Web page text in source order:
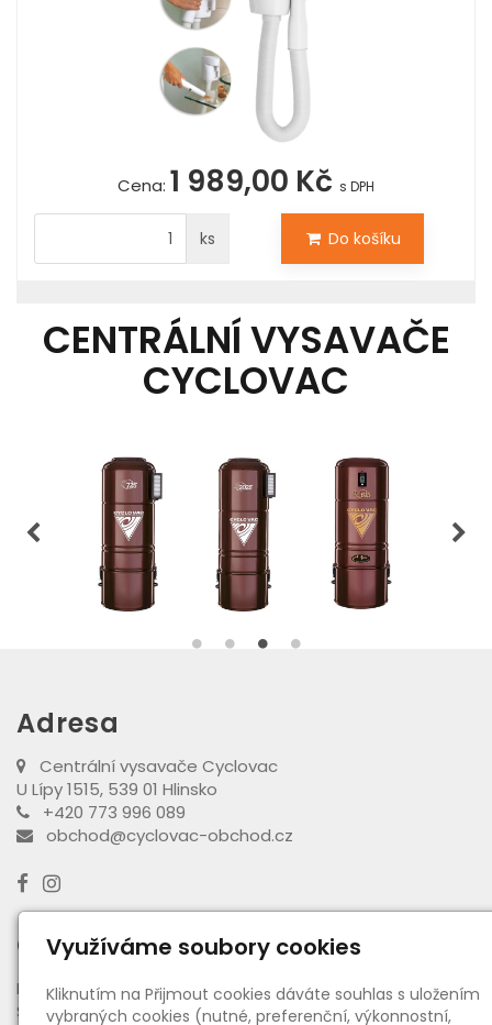
Cena: 1 989,00 Kč s DPH
ks Do košíku
CENTRÁLNÍ VYSAVAČE
CYCLOVAC
Adresa
Centrální vysavače Cyclovac
U Lípy 1515, 539 01 Hlinsko
+420 773 996 089
obchod@cyclovac-obchod.cz
Otevírací doba výdejny
PO - PÁ:08:00 - 16:30
SO:08:00 - 11:00
Využíváme soubory cookies
Kliknutím na Přijmout cookies dáváte souhlas s uložením
vybraných cookies (nutné, preferenční, výkonnostní,